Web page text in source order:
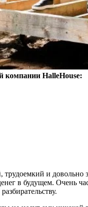
компании HalleHouse:
трудоемкий и
в будущем. Очень